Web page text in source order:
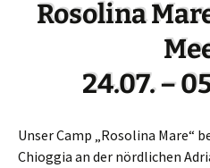
Rosolina
24.07.–
Unser Camp „Rosolina Mare“
Chioggia an der nördlichen